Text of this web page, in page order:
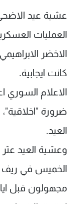
عشية عيد
العمليات
الاخضر
كانت ايجابية.
الاعلام السوري
ضرورة
العيد.
وعشية العيد
الخميس في
مجهولون قبل
الترددات
الإنـتـاج
لاعلاناتكم